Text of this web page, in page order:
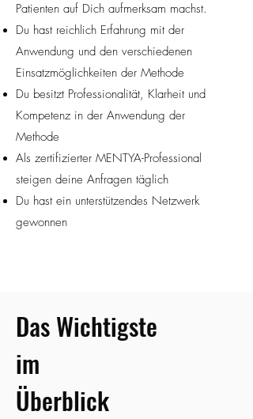
Patienten auf Dich aufmerksam machst.
Du hast reichlich Erfahrung mit der
Anwendung und den verschiedenen
Einsatzmöglichkeiten der Methode
Du besitzt Professionalität, Klarheit und
Kompetenz in der Anwendung der
Methode
Als zertifizierter MENTYA-Professional
steigen deine Anfragen täglich
Du hast ein unterstützendes Netzwerk
gewonnen
Das Wichtigste
im
Überblick